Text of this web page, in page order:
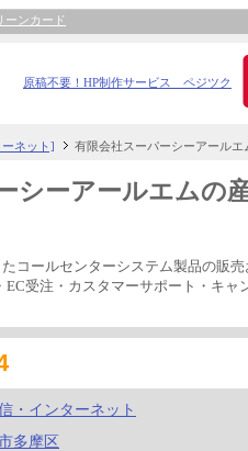
ンカード
原稿不要！HP制作サービス ペジツク
ネット] 有限会社スーパーシーアールエ
シーアールエムの
コールセンターシステム製品の販
受注・カスタマーサポート・キャ
・インターネット
多摩区